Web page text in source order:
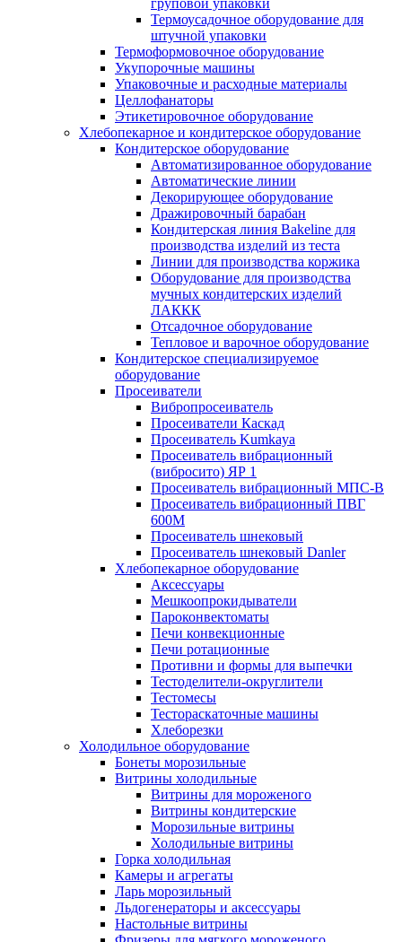
Термоусадочное оборудование для
штучной упаковки
Термоформовочное оборудование
Укупорочные машины
Упаковочные и расходные материалы
Целлофанаторы
Этикетировочное оборудование
Хлебопекарное и кондитерское оборудование
Кондитерское оборудование
Автоматизированное оборудование
Автоматические линии
Декорирующее оборудование
Дражировочный барабан
Кондитерская линия Bakeline для
производства изделий из теста
Линии для производства коржика
Оборудование для производства
мучных кондитерских изделий
ЛАККК
Отсадочное оборудование
Тепловое и варочное оборудование
Кондитерское специализируемое
оборудование
Просеиватели
Вибропросеиватель
Просеиватели Каскад
Просеиватель Kumkaya
Просеиватель вибрационный
(вибросито) ЯР 1
Просеиватель вибрационный МПС-В
Просеиватель вибрационный ПВГ
600М
Просеиватель шнековый
Просеиватель шнековый Danler
Хлебопекарное оборудование
Аксессуары
Мешкоопрокидыватели
Пароконвектоматы
Печи конвекционные
Печи ротационные
Противни и формы для выпечки
Тестоделители-округлители
Тестомесы
Тестораскаточные машины
Хлеборезки
Холодильное оборудование
Бонеты морозильные
Витрины холодильные
Витрины для мороженого
Витрины кондитерские
Морозильные витрины
Холодильные витрины
Горка холодильная
Камеры и агрегаты
Ларь морозильный
Льдогенераторы и аксессуары
Настольные витрины